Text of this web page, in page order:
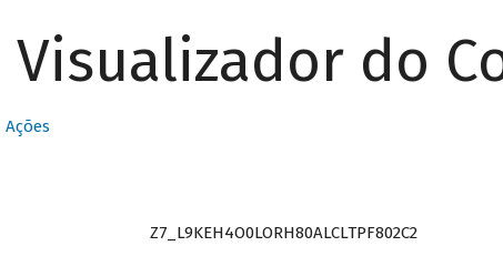
Visualizador do
Ações
Z7_L9KEH4O0LORH80ALCLTPF802C2